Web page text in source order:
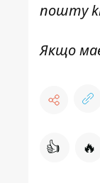
пошту
Якщо
👍 🔥